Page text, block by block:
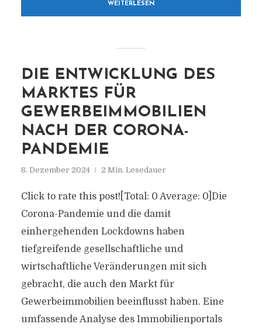
WEITERLESEN
DIE ENTWICKLUNG DES
MARKTES FÜR
GEWERBEIMMOBILIEN
NACH DER CORONA-
PANDEMIE
8. Dezember 2024 2 Min. Lesedauer
Click to rate this post![Total: 0 Average: 0]Die
Corona-Pandemie und die damit
einhergehenden Lockdowns haben
tiefgreifende gesellschaftliche und
wirtschaftliche Veränderungen mit sich
gebracht, die auch den Markt für
Gewerbeimmobilien beeinflusst haben. Eine
umfassende Analyse des Immobilienportals